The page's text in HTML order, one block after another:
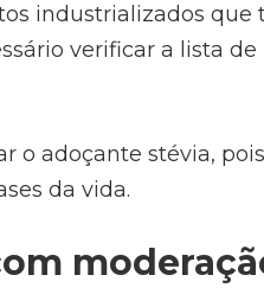
industrializados que
verificar a lista de
o adoçante stévia,
da vida.